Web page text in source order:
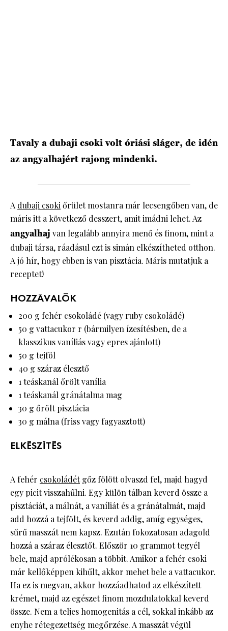
Tavaly a dubaji csoki volt óriási sláger, de idén
az angyalhajért rajong mindenki.
A dubaji csokiőrület mostanra már lecsengőben van, de
máris itt a következő desszert, amit imádni lehet. Az
angyalhaj van legalább annyira menő és finom, mint a
dubaji társa, ráadásul ezt is simán elkészítheted otthon.
A jó hír, hogy ebben is van pisztácia. Máris mutatjuk a
receptet!
HOZZÁVALÓK
200 g fehér csokoládé (vagy ruby csokoládé)
50 g vattacukor r (bármilyen ízesítésben, de a
klasszikus vaníliás vagy epres ajánlott)
50 g tejföl
40 g száraz élesztő
1 teáskanál őrölt vanília
1 teáskanál gránátalma mag
30 g őrölt pisztácia
30 g málna (friss vagy fagyasztott)
ELKÉSZÍTÉS
A fehér csokoládétgőz fölött olvaszd fel, majd hagyd
egy picit visszahűlni. Egy külön tálban keverd össze a
pisztáciát, a málnát, a vaníliát és a gránátalmát, majd
add hozzá a tejfölt, és keverd addig, amíg egységes,
sűrű masszát nem kapsz. Ezután fokozatosan adagold
hozzá a száraz élesztőt. Először 10 grammot tegyél
bele, majd aprólékosan a többit. Amikor a fehér csoki
már kellőképpen kihűlt, akkor mehet bele a vattacukor.
Ha ez is megvan, akkor hozzáadhatod az elkészített
krémet, majd az egészet finom mozdulatokkal keverd
össze. Nem a teljes homogenitás a cél, sokkal inkább az
enyhe rétegezettség megőrzése. A masszát végül